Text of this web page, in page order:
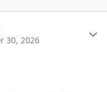
30, 2026